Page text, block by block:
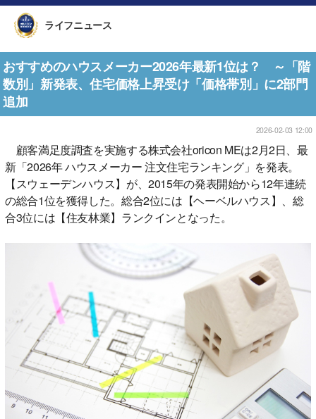
ライフニュース
おすすめのハウスメーカー2026年最新1位は？ ～「階
数別」新発表、住宅価格上昇受け「価格帯別」に2部門
追加
2026-02-03 12:00
顧客満足度調査を実施する株式会社oricon MEは2月2日、最
新「2026年 ハウスメーカー 注文住宅ランキング」を発表。
【スウェーデンハウス】が、2015年の発表開始から12年連続
の総合1位を獲得した。総合2位には【ヘーベルハウス】、総
合3位には【住友林業】ランクインとなった。